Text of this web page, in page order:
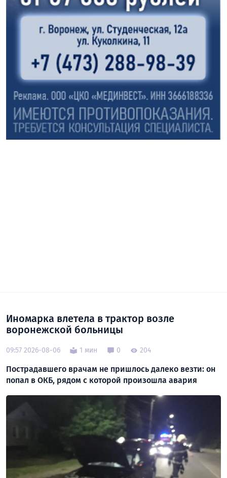
Иномарка влетела в трактор возле
воронежской больницы
09:57 2026-08-06 1 мин 0 204
Пострадавшего врачам не пришлось далеко везти: он
попал в ОКБ, рядом с которой произошла авария